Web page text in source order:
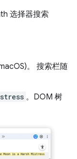
选择器搜索
。 搜索栏随
。DOM 树